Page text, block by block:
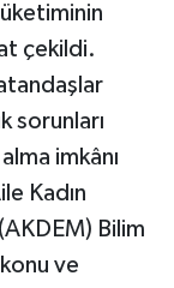
çekildi.
sorunları
imkânı
Kadın
Bilim
ve